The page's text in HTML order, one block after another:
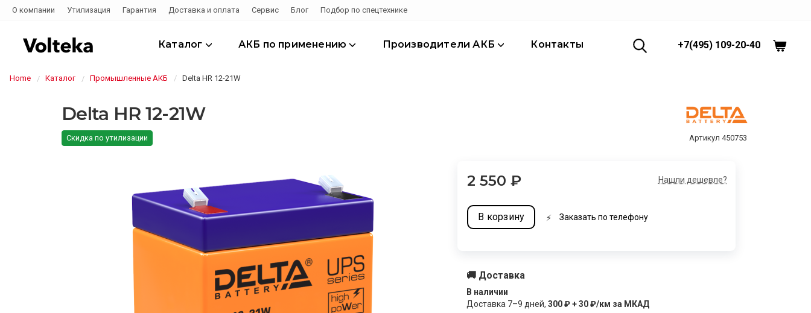
О компании Утилизация Гарантия Доставка и оплата Сервис Блог Подбор по спецтехнике
Каталог АКБ по применению Производители АКБ Контакты +7(495) 109-20-40
Home Каталог Промышленные АКБ Delta HR 12-21W
Delta HR 12-21W
450753
Скидка по утилизации
2 550 ₽ Нашли дешевле?
В корзину Заказать по телефону
🚚 Доставка
В наличии
Доставка 7–9 дней,300 ₽ + 30 ₽/км за МКАД